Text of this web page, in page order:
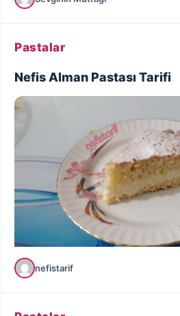
Pastalar
Nefis Alman Pastası Tarifi
nefistarif